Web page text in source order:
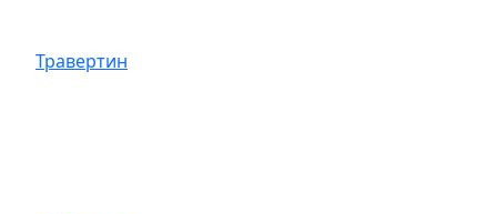
Травертин